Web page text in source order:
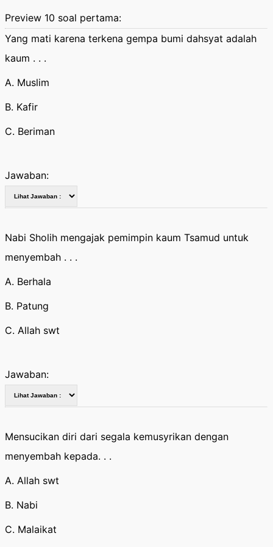
Preview 10 soal pertama:
Yang mati karena terkena gempa bumi dahsyat adalah
kaum . . .
A. Muslim
B. Kafir
C. Beriman
Jawaban:
Nabi Sholih mengajak pemimpin kaum Tsamud untuk
menyembah . . .
A. Berhala
B. Patung
C. Allah swt
Jawaban:
Mensucikan diri dari segala kemusyrikan dengan
menyembah kepada. . .
A. Allah swt
B. Nabi
C. Malaikat